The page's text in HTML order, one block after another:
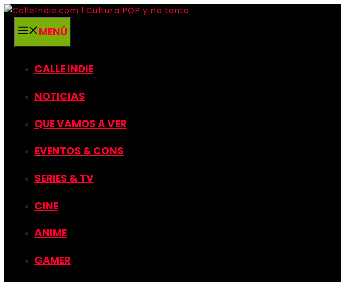
Saltar
contenidoMENÚ
CALLE INDIE
NOTICIAS
QUE VAMOS A VER
EVENTOS & CONS
SERIES & TV
CINE
ANIME
GAMER